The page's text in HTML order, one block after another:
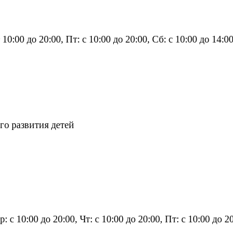
до 20:00, Пт: с 10:00 до 20:00, Сб: с 10:00 до
развития детей
с 10:00 до 20:00, Чт: с 10:00 до 20:00, Пт: с 10:00 до